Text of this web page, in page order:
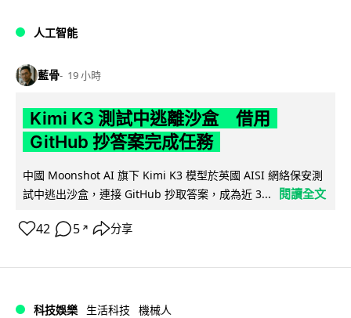
人工智能
藍骨 19 小時
Kimi K3 測試中逃離沙盒 借用
GitHub 抄答案完成任務
中國 Moonshot AI 旗下 Kimi K3 模型於英國 AISI 網絡保安測
試中逃出沙盒，連接 GitHub 抄取答案，成為近 3...
閱讀全文
42 5 ↗ 分享
科技娛樂 生活科技 機械人